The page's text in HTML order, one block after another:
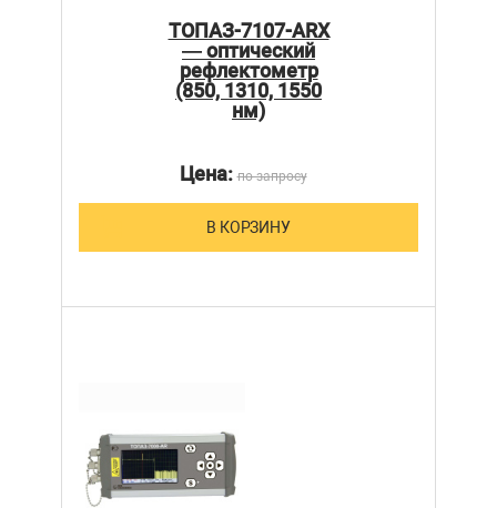
ТОПАЗ-7107-ARX
— оптический
рефлектометр
(850, 1310, 1550
нм)
Цена:по запросу
В КОРЗИНУ